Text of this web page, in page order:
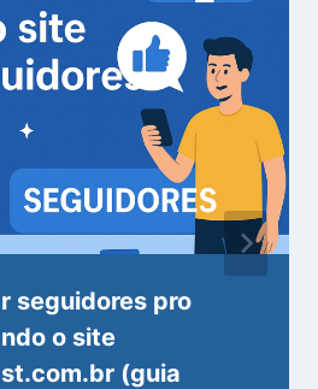
seguidores pro
o site
(guia